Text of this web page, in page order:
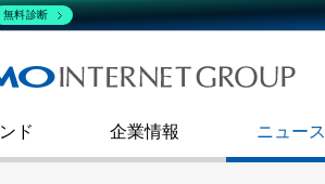
ド
企業情報
会社概要
社史
ニュース
ブログ
ターネットセキュリティ事業
ミュニケーション
イバーシティ＆インクルージョン
正寿が語るグループ成長戦略・
・業績
新卒採用
無料診断